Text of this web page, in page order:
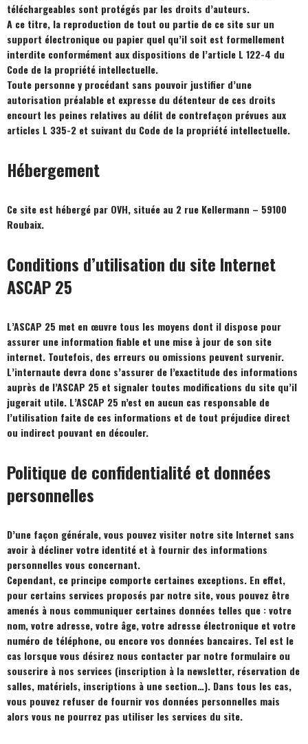
téléchargeables sont protégés par les droits d’auteurs.
A ce titre, la reproduction de tout ou partie de ce site sur un
support électronique ou papier quel qu’il soit est formellement
interdite conformément aux dispositions de l’article L 122-4 du
Code de la propriété intellectuelle.
Toute personne y procédant sans pouvoir justifier d’une
autorisation préalable et expresse du détenteur de ces droits
encourt les peines relatives au délit de contrefaçon prévues aux
articles L 335-2 et suivant du Code de la propriété intellectuelle.
Hébergement
Ce site est hébergé par OVH, située au 2 rue Kellermann – 59100
Roubaix.
Conditions d’utilisation du site Internet
ASCAP 25
L’ASCAP 25 met en œuvre tous les moyens dont il dispose pour
assurer une information fiable et une mise à jour de son site
internet. Toutefois, des erreurs ou omissions peuvent survenir.
L’internaute devra donc s’assurer de l’exactitude des informations
auprès de l’ASCAP 25 et signaler toutes modifications du site qu’il
jugerait utile. L’ASCAP 25 n’est en aucun cas responsable de
l’utilisation faite de ces informations et de tout préjudice direct
ou indirect pouvant en découler.
Politique de confidentialité et données
personnelles
D’une façon générale, vous pouvez visiter notre site Internet sans
avoir à décliner votre identité et à fournir des informations
personnelles vous concernant.
Cependant, ce principe comporte certaines exceptions. En effet,
pour certains services proposés par notre site, vous pouvez être
amenés à nous communiquer certaines données telles que : votre
nom, votre adresse, votre âge, votre adresse électronique et votre
numéro de téléphone, ou encore vos données bancaires. Tel est le
cas lorsque vous désirez nous contacter par notre formulaire ou
souscrire à nos services (inscription à la newsletter, réservation de
salles, matériels, inscriptions à une section…). Dans tous les cas,
vous pouvez refuser de fournir vos données personnelles mais
alors vous ne pourrez pas utiliser les services du site.